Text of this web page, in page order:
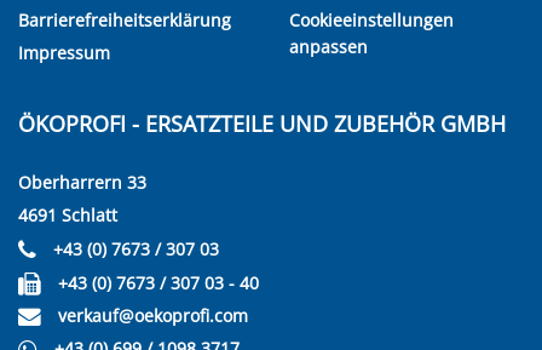
Barrierefreiheitserklärung
Impressum
Cookieeinstellungen
anpassen
ÖKOPROFI - ERSATZTEILE UND ZUBEHÖR GMBH
Oberharrern 33
4691 Schlatt
+43 (0) 7673 / 307 03
+43 (0) 7673 / 307 03 - 40
verkauf@oekoprofi.com